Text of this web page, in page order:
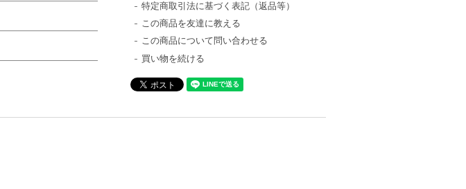
特定商取引法に基づく表記（返品等）
この商品を友達に教える
この商品について問い合わせる
買い物を続ける